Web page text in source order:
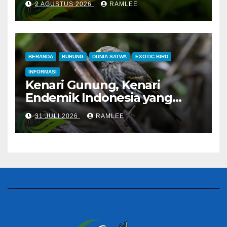
2 AGUSTUS 2026 RAMLEE
BERANDA BURUNG DUNIA SATWA EXOTIC BIRD
INFORMASI
Kenari Gunung, Kenari
Endemik Indonesia yang
Sangat Sulit Dipelihara
31 JULI 2026 RAMLEE